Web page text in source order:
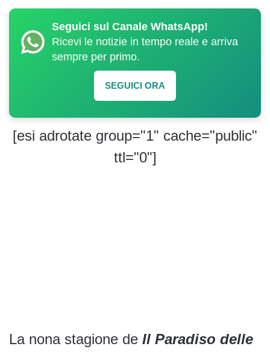
Seguici sul Canale WhatsApp!
Ricevi le notizie in tempo reale e arriva
sempre per primo.
SEGUICI ORA
[esi adrotate group="1" cache="public"
ttl="0"]
La nona stagione de Il Paradiso delle